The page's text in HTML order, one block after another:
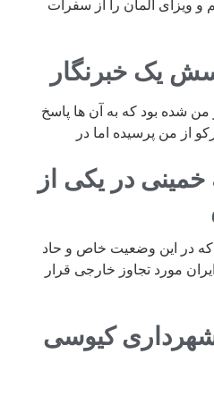
رفتم و ویزای آلمان را از سفرات
یک خبرنگار
شده بود که به آن ها پاسخ
از من پرسیده اما در
در یکی از
که در این وضعیت خاص و حاد
مورد تجاوز خارجی قرار
کیوسی